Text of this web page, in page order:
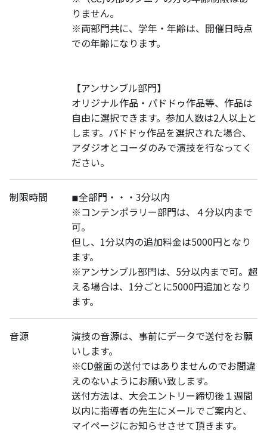
りません。
※両部門共に、学年・年齢は、開催日時点
での年齢になります。
【アンサンブル部門】
オリジナル作品・パドドゥ作品等、作品は
自由に選択できます。参加人数は2人以上と
します。パドドゥ作品を選択された場合、
アダジオとコーダのみで演技を行なってく
ださい。
制限時間
◾︎全部門・・・3分以内
※コンテンポラリー部門は、４分以内まで
可。
但し、1分以内の追加料金は5000円となり
ます。
※アンサンブル部門は、5分以内まで可。超
える場合は、1分ごとに5000円追加となり
ます。
音源
演技の音源は、事前にデータで送付をお願
いします。
※CD盤面の送付ではありませんのでお間違
えのないようにお願い致します。
送付方法は、大会エントリー締切後１週間
以内に指導者の先生にメールでご案内と、
マイページにお知らせさせて頂きます。